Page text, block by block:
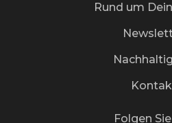
Rund um
Folgen